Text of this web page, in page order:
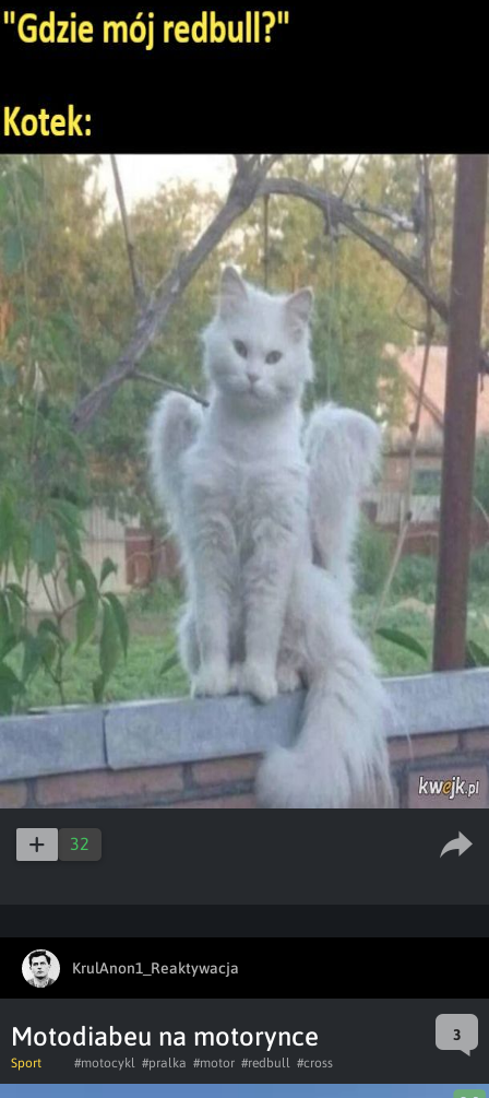
32
KrulAnon1_Reaktywacja
Motodiabeu na motorynce 3
Sport #motocykl #pralka #motor #redbull #cross